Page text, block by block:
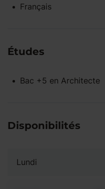
Français
Études
Bac +5 en Architecte
Disponibilités
Lundi